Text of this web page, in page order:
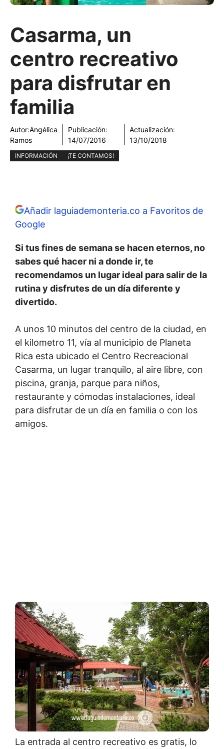
Casarma, un
centro recreativo
para disfrutar en
familia
Autor:Angélica
Ramos
Publicación:
14/07/2016
Actualización:
13/10/2018
INFORMACIÓN ¡TE CONTAMOS!
Añadir laguiademonteria.co a Favoritos de
Google
Si tus fines de semana se hacen eternos, no
sabes qué hacer ni a donde ir, te
recomendamos un lugar ideal para salir de la
rutina y disfrutes de un día diferente y
divertido.
A unos 10 minutos del centro de la ciudad, en
el kilometro 11, vía al municipio de Planeta
Rica esta ubicado el Centro Recreacional
Casarma, un lugar tranquilo, al aire libre, con
piscina, granja, parque para niños,
restaurante y cómodas instalaciones, ideal
para disfrutar de un día en familia o con los
amigos.
La entrada al centro recreativo es gratis, lo